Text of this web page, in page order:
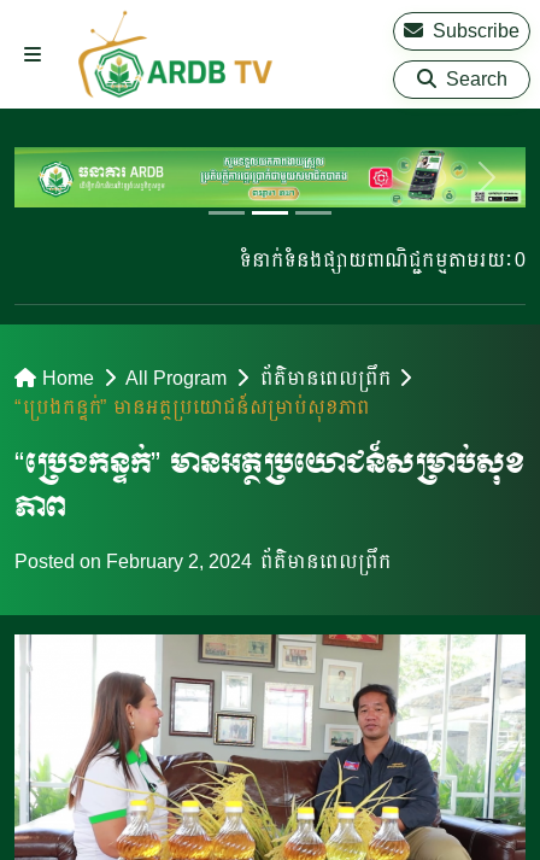
Subscribe
Search
ទំនាក់ទំនងផ្សាយពាណិជ្ជកម្មតាមរយៈ 023
Home All Program
ព័ត៌មានពេលព្រឹក
“ប្រេងកន្ទក់” មានអត្ថប្រយោជន៍សម្រាប់សុខភាព
“ប្រេងកន្ទក់” មានអត្ថប្រយោជន៍សម្រាប់សុខ
ភាព
Posted on February 2, 2024 ព័ត៌មានពេលព្រឹក